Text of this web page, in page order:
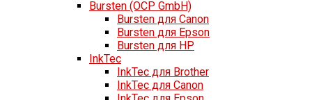
Bursten (OCP GmbH)
Bursten для Canon
Bursten для Epson
Bursten для HP
InkTec
InkTec для Brother
InkTec для Canon